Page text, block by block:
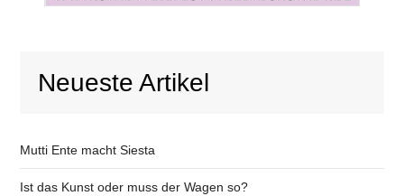
Neueste Artikel
Mutti Ente macht Siesta
Ist das Kunst oder muss der Wagen so?